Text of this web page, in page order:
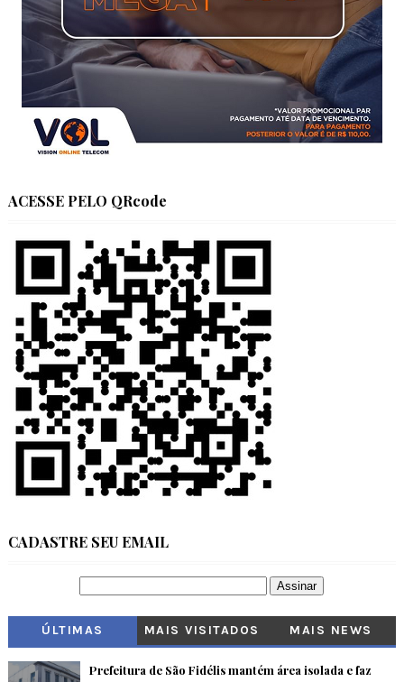
ACESSE PELO QRcode
CADASTRE SEU EMAIL
ÚLTIMAS MAIS VISITADOS MAIS NEWS
Prefeitura de São Fidélis mantém área isolada e faz